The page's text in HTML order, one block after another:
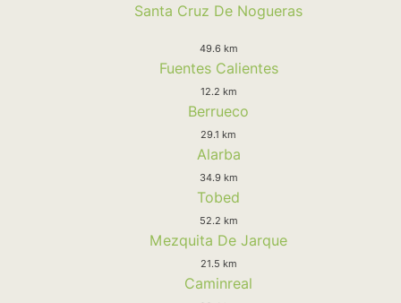
Santa Cruz De Nogueras
49.6 km
Fuentes Calientes
12.2 km
Berrueco
29.1 km
Alarba
34.9 km
Tobed
52.2 km
Mezquita De Jarque
21.5 km
Caminreal